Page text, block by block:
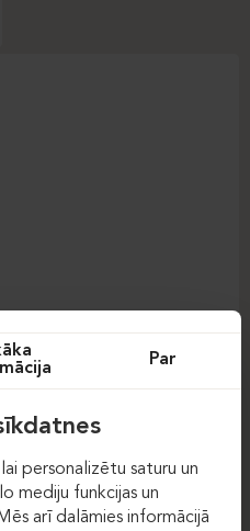
Par
personalizētu saturu un
mediju funkcijas un
arī dalāmies informācijā